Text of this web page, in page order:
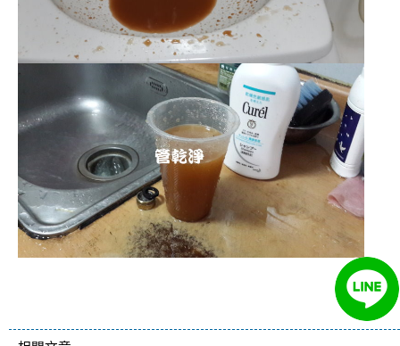
清洗水管 水管清洗 洗水管 熱水